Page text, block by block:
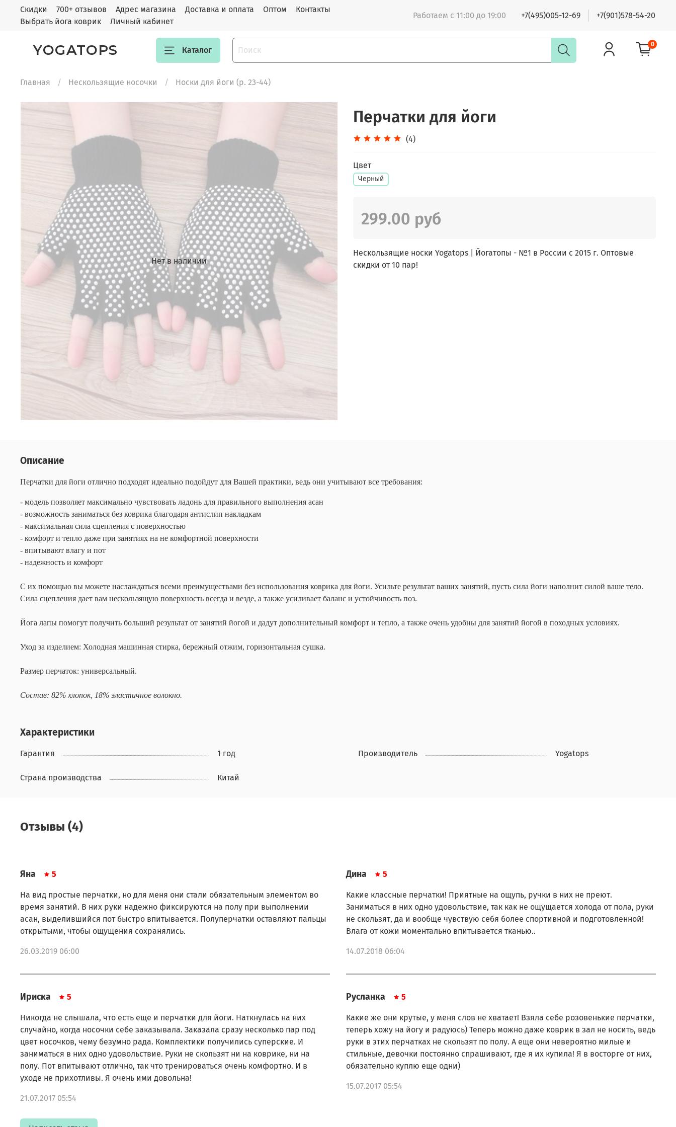
Скидки 700+ отзывов Адрес магазина Доставка и оплата Оптом
Контакты
Выбрать йога коврик
Личный кабинет
Работаем с 11:00 до 19:00 +7(495)005-12-69 +7(901)578-54-20
YOGATOPS Каталог
0
Главная Нескользящие носочки Носки для йоги (р. 23-44)
Нет в наличии
Перчатки для йоги
(4)
Цвет
Черный
299.00 руб
Нескользящие носки Yogatops | Йогатопы - №1 в России с 2015 г. Оптовые
скидки от 10 пар!
Описание
Перчатки для йоги отлично подходят идеально подойдут для Вашей практики, ведь они учитывают все требования:
- модель позволяет максимально чувствовать ладонь для правильного выполнения асан
- возможность заниматься без коврика благодаря антислип накладкам
- максимальная сила сцепления с поверхностью
- комфорт и тепло даже при занятиях на не комфортной поверхности
- впитывают влагу и пот
- надежность и комфорт
С их помощью вы можете наслаждаться всеми преимуществами без использования коврика для йоги. Усильте результат ваших занятий, пусть сила йоги наполнит силой ваше тело.
Сила сцепления дает вам нескользящую поверхность всегда и везде, а также усиливает баланс и устойчивость поз.
Йога лапы помогут получить больший результат от занятий йогой и дадут дополнительный комфорт и тепло, а также очень удобны для занятий йогой в походных условиях.
Уход за изделием: Холодная машинная стирка, бережный отжим, горизонтальная сушка.
Размер перчаток: универсальный.
Состав: 82% хлопок, 18% эластичное волокно.
Характеристики
Гарантия 1 год Производитель Yogatops
Страна производства Китай
Отзывы (4)
Яна 5
На вид простые перчатки, но для меня они стали обязательным элементом во
время занятий. В них руки надежно фиксируются на полу при выполнении
асан, выделившийся пот быстро впитывается. Полуперчатки оставляют пальцы
открытыми, чтобы ощущения сохранялись.
26.03.2019 06:00
Дина 5
Какие классные перчатки! Приятные на ощупь, ручки в них не преют.
Заниматься в них одно удовольствие, так как не ощущается холода от пола, руки
не скользят, да и вообще чувствую себя более спортивной и подготовленной!
Влага от кожи моментально впитывается тканью..
14.07.2018 06:04
Ириска 5
Никогда не слышала, что есть еще и перчатки для йоги. Наткнулась на них
случайно, когда носочки себе заказывала. Заказала сразу несколько пар под
цвет носочков, чему безумно рада. Комплектики получились суперские. И
заниматься в них одно удовольствие. Руки не скользят ни на коврике, ни на
полу. Пот впитывают отлично, так что тренироваться очень комфортно. И в
уходе не прихотливы. Я очень ими довольна!
21.07.2017 05:54
Русланка 5
Какие же они крутые, у меня слов не хватает! Взяла себе розовенькие перчатки,
теперь хожу на йогу и радуюсь) Теперь можно даже коврик в зал не носить, ведь
руки в этих перчатках не скользят по полу. А еще они невероятно милые и
стильные, девочки постоянно спрашивают, где я их купила! Я в восторге от них,
обязательно куплю еще одни)
15.07.2017 05:54